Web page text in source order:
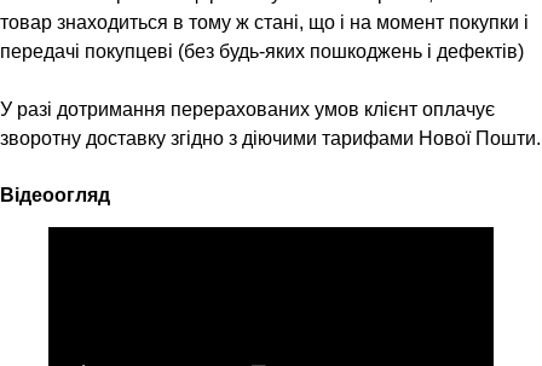
товар знаходиться в тому ж стані, що і на момент покупки і
передачі покупцеві (без будь-яких пошкоджень і дефектів)
У разі дотримання перерахованих умов клієнт оплачує
зворотну доставку згідно з діючими тарифами Нової Пошти.
Відеоогляд